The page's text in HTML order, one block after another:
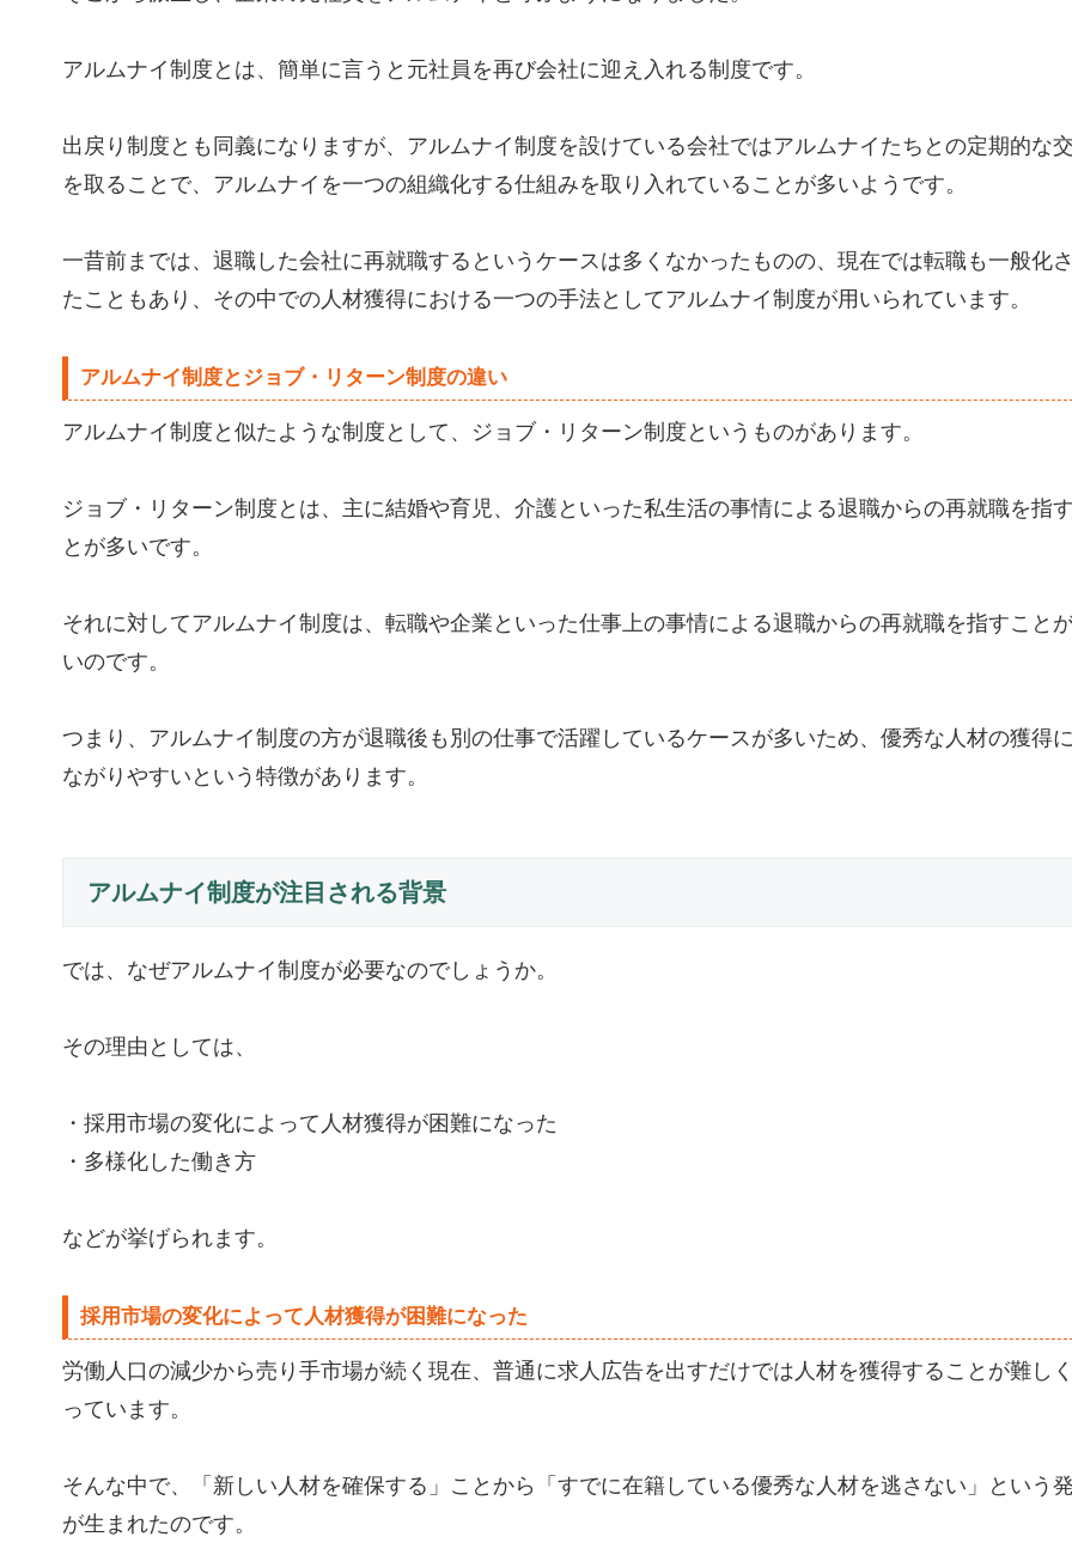
アルムナイ制度とは、簡単に言うと元社員を再び会社に迎え入れる制度です。
出戻り制度とも同義になりますが、アルムナイ制度を設けている会社ではアルムナイたちとの定期的な
を取ることで、アルムナイを一つの組織化する仕組みを取り入れていることが多いようです。
一昔前までは、退職した会社に再就職するというケースは多くなかったものの、現在では転職も一般化
たこともあり、その中での人材獲得における一つの手法としてアルムナイ制度が用いられています。
アルムナイ制度とジョブ・リターン制度の違い
アルムナイ制度と似たような制度として、ジョブ・リターン制度というものがあります。
ジョブ・リターン制度とは、主に結婚や育児、介護といった私生活の事情による退職からの再就職を指
とが多いです。
それに対してアルムナイ制度は、転職や企業といった仕事上の事情による退職からの再就職を指すこと
いのです。
つまり、アルムナイ制度の方が退職後も別の仕事で活躍しているケースが多いため、優秀な人材の獲得
ながりやすいという特徴があります。
アルムナイ制度が注目される背景
では、なぜアルムナイ制度が必要なのでしょうか。
その理由としては、
・採用市場の変化によって人材獲得が困難になった
・多様化した働き方
などが挙げられます。
採用市場の変化によって人材獲得が困難になった
労働人口の減少から売り手市場が続く現在、普通に求人広告を出すだけでは人材を獲得することが難し
っています。
そんな中で、「新しい人材を確保する」ことから「すでに在籍している優秀な人材を逃さない」という
が生まれたのです。